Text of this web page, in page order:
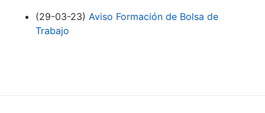
Mostrar/Ocultar
(29-03-23) Aviso Formación de Bolsa de
Trabajo